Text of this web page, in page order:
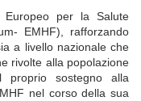
per la Salute
EMHF), rafforzando
a livello nazionale che
rivolte alla popolazione
sostegno alla
nel corso della sua